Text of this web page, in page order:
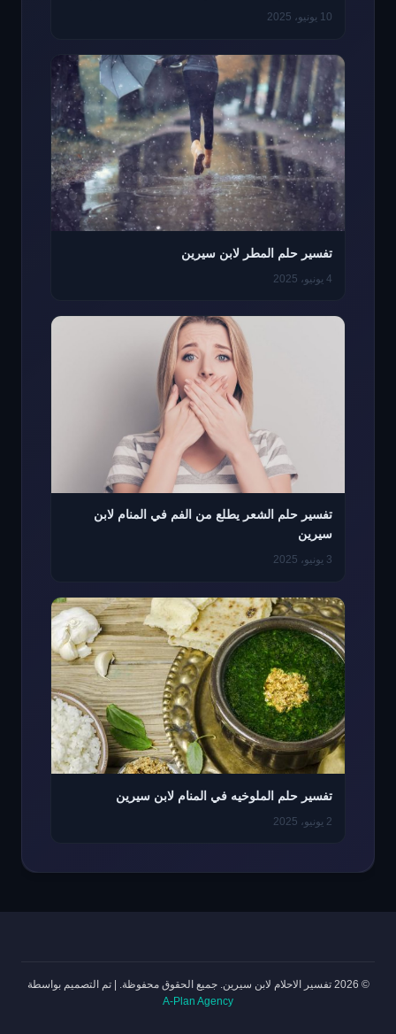
10 يونيو، 2025
تفسير حلم المطر لابن سيرين
4 يونيو، 2025
تفسير حلم الشعر يطلع من الفم في المنام لابن
سيرين
3 يونيو، 2025
تفسير حلم الملوخيه في المنام لابن سيرين
2 يونيو، 2025
© 2026 تفسير الاحلام لابن سيرين. جميع الحقوق محفوظة. |تم التصميم بواسطة
A-Plan Agency